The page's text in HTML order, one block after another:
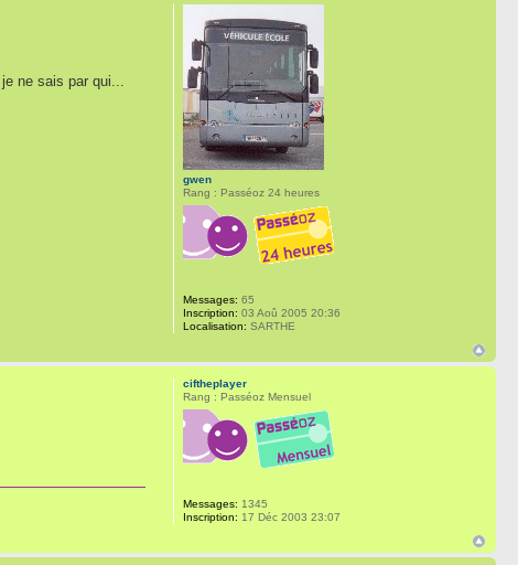
ne sais par qui...
gwen
Rang : Passéoz 24 heures
Messages: 65
Inscription: 03 Aoû 2005 20:36
Localisation: SARTHE
ciftheplayer
Rang : Passéoz Mensuel
Messages: 1345
Inscription: 17 Déc 2003 23:07